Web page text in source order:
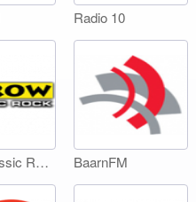
Radio 10
Arrow Classic Rock BaarnFM